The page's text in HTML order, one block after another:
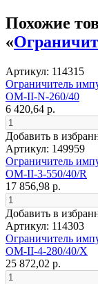
Похожие
«
Артикул: 114315
Ограничитель
OM-II-N-260/40
6 420,64 р.
Добавить в
Артикул: 149959
Ограничитель
OM-II-3-550/40/R
17 856,98 р.
Добавить в
Артикул: 114303
Ограничитель
OM-II-4-280/40/X
25 872,02 р.